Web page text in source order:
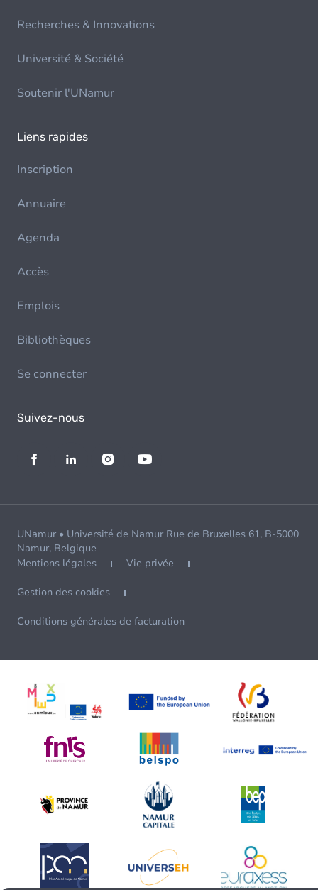
Recherches & Innovations
Université & Société
Soutenir l'UNamur
Liens rapides
Inscription
Annuaire
Agenda
Accès
Emplois
Bibliothèques
Se connecter
Suivez-nous
UNamur • Université de Namur Rue de Bruxelles 61, B-5000
Namur, Belgique
Mentions légales
Vie privée
Gestion des cookies
Conditions générales de facturation